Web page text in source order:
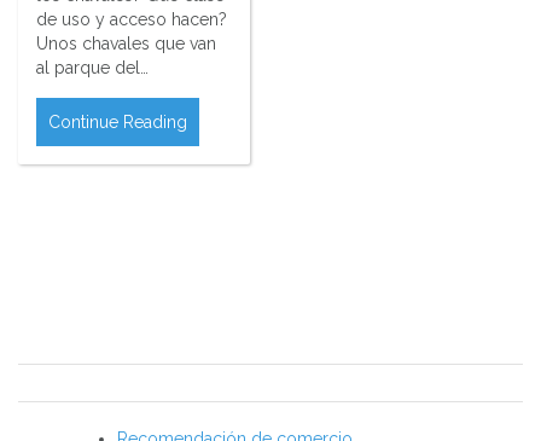
de uso y acceso hacen?
Unos chavales que van
al parque del…
Continue Reading